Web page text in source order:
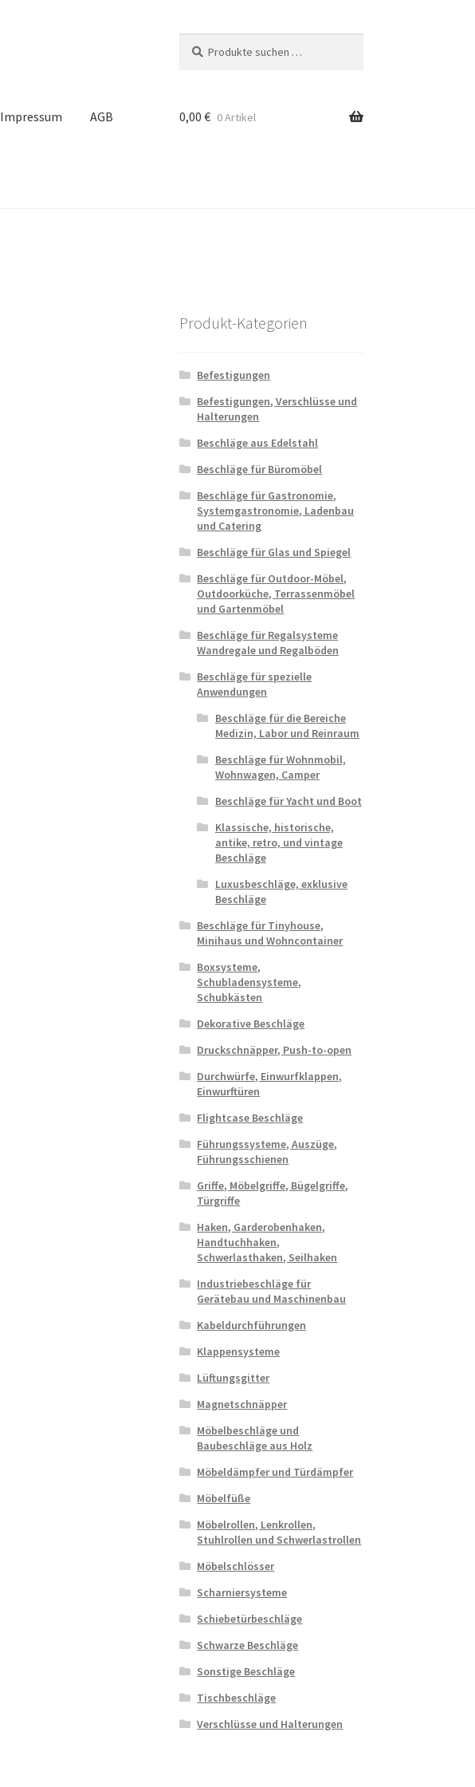
nach:
Impressum AGB 0,00 € 0 Artikel
Produkt-Kategorien
Befestigungen
Befestigungen, Verschlüsse und
Halterungen
Beschläge aus Edelstahl
Beschläge für Büromöbel
Beschläge für Gastronomie,
Systemgastronomie, Ladenbau
und Catering
Beschläge für Glas und Spiegel
Beschläge für Outdoor-Möbel,
Outdoorküche, Terrassenmöbel
und Gartenmöbel
Beschläge für Regalsysteme
Wandregale und Regalböden
Beschläge für spezielle
Anwendungen
Beschläge für die Bereiche
Medizin, Labor und Reinraum
Beschläge für Wohnmobil,
Wohnwagen, Camper
Beschläge für Yacht und Boot
Klassische, historische,
antike, retro, und vintage
Beschläge
Luxusbeschläge, exklusive
Beschläge
Beschläge für Tinyhouse,
Minihaus und Wohncontainer
Boxsysteme,
Schubladensysteme,
Schubkästen
Dekorative Beschläge
Druckschnäpper, Push-to-open
Durchwürfe, Einwurfklappen,
Einwurftüren
Flightcase Beschläge
Führungssysteme, Auszüge,
Führungsschienen
Griffe, Möbelgriffe, Bügelgriffe,
Türgriffe
Haken, Garderobenhaken,
Handtuchhaken,
Schwerlasthaken, Seilhaken
Industriebeschläge für
Gerätebau und Maschinenbau
Kabeldurchführungen
Klappensysteme
Lüftungsgitter
Magnetschnäpper
Möbelbeschläge und
Baubeschläge aus Holz
Möbeldämpfer und Türdämpfer
Möbelfüße
Möbelrollen, Lenkrollen,
Stuhlrollen und Schwerlastrollen
Möbelschlösser
Scharniersysteme
Schiebetürbeschläge
Schwarze Beschläge
Sonstige Beschläge
Tischbeschläge
Verschlüsse und Halterungen